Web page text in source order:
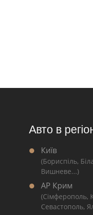
Авто в
Київ
(Бориспіль,
Вишневе...)
АР Крим
(Сімферополь,
Севастополь,